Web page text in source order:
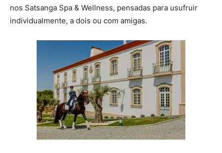
nos Satsanga Spa & Wellness, pensadas para usufruir
individualmente, a dois ou com amigas.